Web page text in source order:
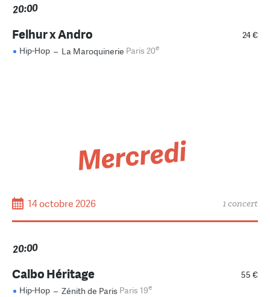
20:00
24 €
Felhur x Andro
Hip-Hop – La Maroquinerie Paris 20e
Mercredi
14 octobre 2026 1 concert
20:00
55 €
Calbo Héritage
Hip-Hop – Zénith de Paris Paris 19e